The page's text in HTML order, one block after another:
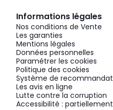
Informations légales
Nos conditions de Vente
Les garanties
Mentions légales
Données personnelles
Paramétrer les cookies
Politique des cookies
Système de
Les avis en ligne
Lutte contre la corruption
Accessibilité :